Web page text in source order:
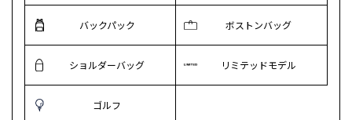
バックパック ボストンバッグ
ショルダーバッグ リミテッドモデル
ゴルフ